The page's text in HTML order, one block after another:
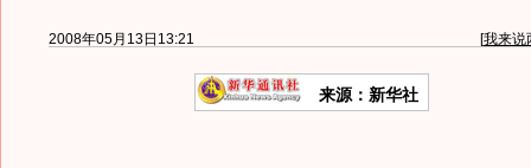
2008年05月13日13:21 [我来说
来源：新华社